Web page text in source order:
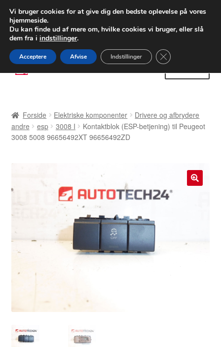
LEVERING fra 55 kr.
FEDEX verdensomspændende forsendelse
80 82 72 02
Spring
til
Spring
til
Betalinger
Klageprocedure
Kurv
Min Konto
Om os
Forside Elektriske komponenter
Drivere og afbrydere
andre
esp 3008 I
Kontaktblok (ESP-betjening) til Peugeot
3008 5008 96656492XT 96656492ZD
Vi bruger cookies for at give dig den bedste oplevelse på vores
hjemmeside.
Du kan finde ud af mere om, hvilke cookies vi bruger, eller slå
dem fra i indstillinger.
Acceptere Afvise Indstillinger Close GDPR